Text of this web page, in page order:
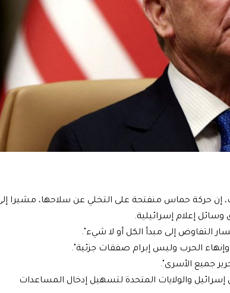
إن حركة حماس منفتحة على التخلي عن سلاحها، مشيرا
وسائل إعلام إسرائيلية.
التفاوض إلى مبدأ الكل أو لا شيء".
الحرب وليس إبرام صفقات جزئية".
جميع الأسرى".
والولايات المتحدة لتسهيل إدخال المساعدات